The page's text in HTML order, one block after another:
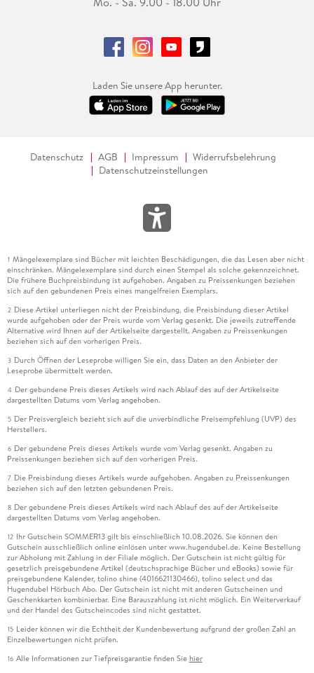
Laden Sie unsere App herunter.
Datenschutz AGB Impressum
Widerrufsbelehrung
Datenschutzeinstellungen
1 Mängelexemplare sind Bücher mit leichten Beschädigungen, die das Lesen aber nicht
einschränken. Mängelexemplare sind durch einen Stempel als solche gekennzeichnet.
Die frühere Buchpreisbindung ist aufgehoben. Angaben zu Preissenkungen beziehen
sich auf den gebundenen Preis eines mangelfreien Exemplars.
2 Diese Artikel unterliegen nicht der Preisbindung, die Preisbindung dieser Artikel
wurde aufgehoben oder der Preis wurde vom Verlag gesenkt. Die jeweils zutreffende
Alternative wird Ihnen auf der Artikelseite dargestellt. Angaben zu Preissenkungen
beziehen sich auf den vorherigen Preis.
3 Durch Öffnen der Leseprobe willigen Sie ein, dass Daten an den Anbieter der
Leseprobe übermittelt werden.
4 Der gebundene Preis dieses Artikels wird nach Ablauf des auf der Artikelseite
dargestellten Datums vom Verlag angehoben.
5 Der Preisvergleich bezieht sich auf die unverbindliche Preisempfehlung (UVP) des
Herstellers.
6 Der gebundene Preis dieses Artikels wurde vom Verlag gesenkt. Angaben zu
Preissenkungen beziehen sich auf den vorherigen Preis.
7 Die Preisbindung dieses Artikels wurde aufgehoben. Angaben zu Preissenkungen
beziehen sich auf den letzten gebundenen Preis.
8 Der gebundene Preis dieses Artikels wird nach Ablauf des auf der Artikelseite
dargestellten Datums vom Verlag angehoben.
12 Ihr Gutschein SOMMER13 gilt bis einschließlich 10.08.2026. Sie können den
Gutschein ausschließlich online einlösen unter www.hugendubel.de. Keine Bestellung
zur Abholung mit Zahlung in der Filiale möglich. Der Gutschein ist nicht gültig für
gesetzlich preisgebundene Artikel (deutschsprachige Bücher und eBooks) sowie für
preisgebundene Kalender, tolino shine (4016621130466), tolino select und das
Hugendubel Hörbuch Abo. Der Gutschein ist nicht mit anderen Gutscheinen und
Geschenkkarten kombinierbar. Eine Barauszahlung ist nicht möglich. Ein Weiterverkauf
und der Handel des Gutscheincodes sind nicht gestattet.
15 Leider können wir die Echtheit der Kundenbewertung aufgrund der großen Zahl an
Einzelbewertungen nicht prüfen.
16 Alle Informationen zur Tiefpreisgarantie finden Sie hier